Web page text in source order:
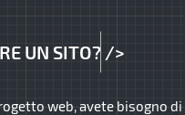
UN SITO? />
web, avete bisogno di